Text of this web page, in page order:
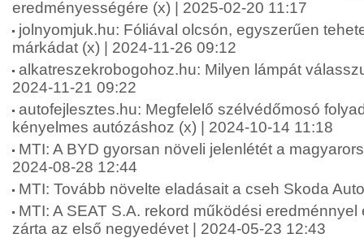
eredményességére (x) | 2025-02-20 11:17
jolnyomjuk.hu: Fóliával olcsón, egyszerűen
márkádat (x) | 2024-11-26 09:12
alkatreszekrobogohoz.hu: Milyen lámpát
2024-11-21 09:22
autofejlesztes.hu: Megfelelő szélvédőmosó
kényelmes autózáshoz (x) | 2024-10-14 11:18
MTI: A BYD gyorsan növeli jelenlétét a
2024-08-28 12:44
MTI: Tovább növelte eladásait a cseh Skoda
MTI: A SEAT S.A. rekord működési
zárta az első negyedévet | 2024-05-23 12:43